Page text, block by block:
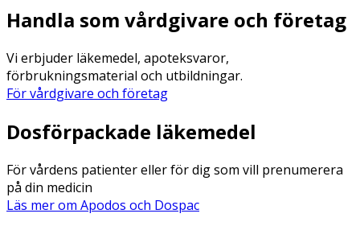
Handla som vårdgivare och företag
Vi erbjuder läkemedel, apoteksvaror,
förbrukningsmaterial och utbildningar.
För vårdgivare och företag
Dosförpackade läkemedel
För vårdens patienter eller för dig som vill prenumerera
på din medicin
Läs mer om Apodos och Dospac